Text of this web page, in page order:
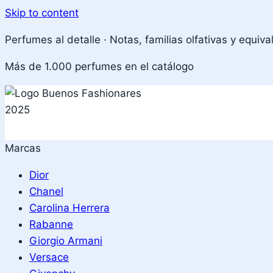
Skip to content
Perfumes al detalle · Notas, familias olfativas y
Más de 1.000 perfumes en el catálogo
Marcas
Dior
Chanel
Carolina Herrera
Rabanne
Giorgio Armani
Versace